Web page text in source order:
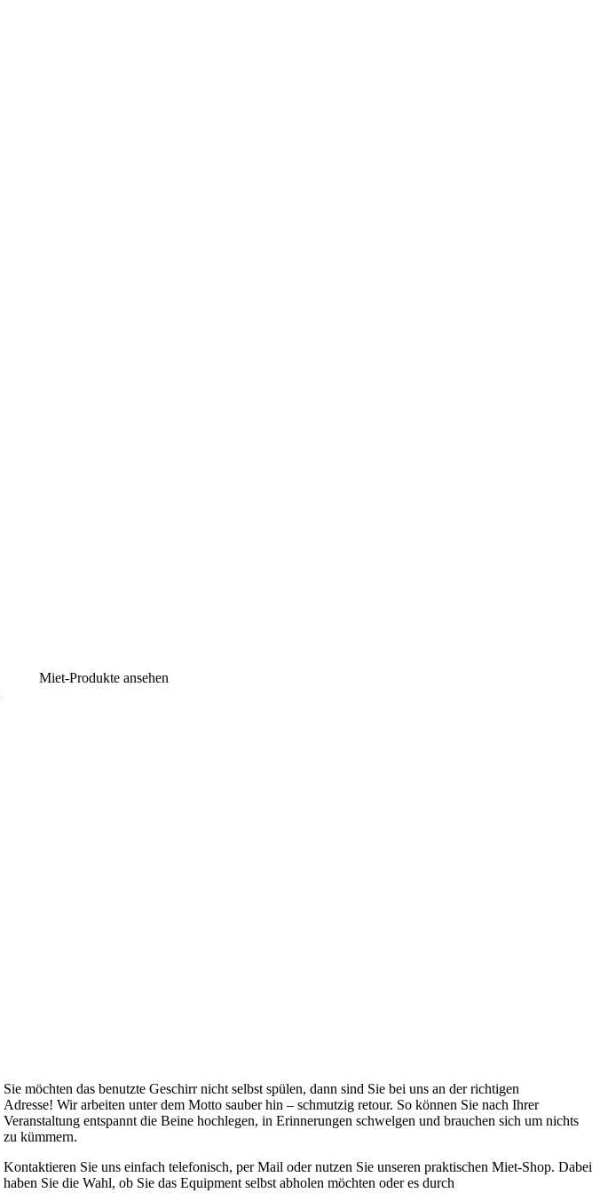
Miet-Produkte ansehen
Sie möchten das benutzte Geschirr nicht selbst spülen, dann sind Sie bei uns an der richtigen
Adresse! Wir arbeiten unter dem Motto sauber hin – schmutzig retour. So können Sie nach Ihrer
Veranstaltung entspannt die Beine hochlegen, in Erinnerungen schwelgen und brauchen sich um nichts
zu kümmern.
Kontaktieren Sie uns einfach telefonisch, per Mail oder nutzen Sie unseren praktischen Miet-Shop. Dabei
haben Sie die Wahl, ob Sie das Equipment selbst abholen möchten oder es durch